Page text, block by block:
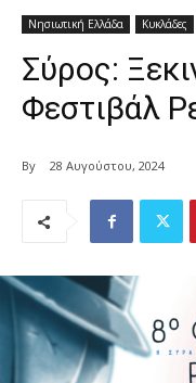
Νησιωτική Ελλάδα Κυκλάδες
Σύρος:
Φεστιβάλ
By 28 Αυγούστου, 2024